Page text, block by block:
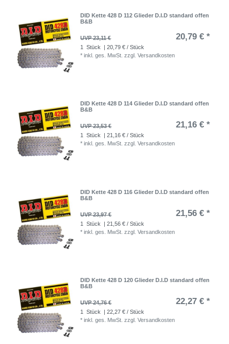
DID Kette 428 D 112 Glieder D.I.D standard offen
B&B
UVP 23,11 € 20,79 € *
1 Stück
| 20,79 € / Stück
*inkl. ges. MwSt. zzgl.Versandkosten
DID Kette 428 D 114 Glieder D.I.D standard offen
B&B
UVP 23,53 € 21,16 € *
1 Stück
| 21,16 € / Stück
*inkl. ges. MwSt. zzgl.Versandkosten
DID Kette 428 D 116 Glieder D.I.D standard offen
B&B
UVP 23,97 € 21,56 € *
1 Stück
| 21,56 € / Stück
*inkl. ges. MwSt. zzgl.Versandkosten
DID Kette 428 D 120 Glieder D.I.D standard offen
B&B
UVP 24,76 € 22,27 € *
1 Stück
| 22,27 € / Stück
*inkl. ges. MwSt. zzgl.Versandkosten